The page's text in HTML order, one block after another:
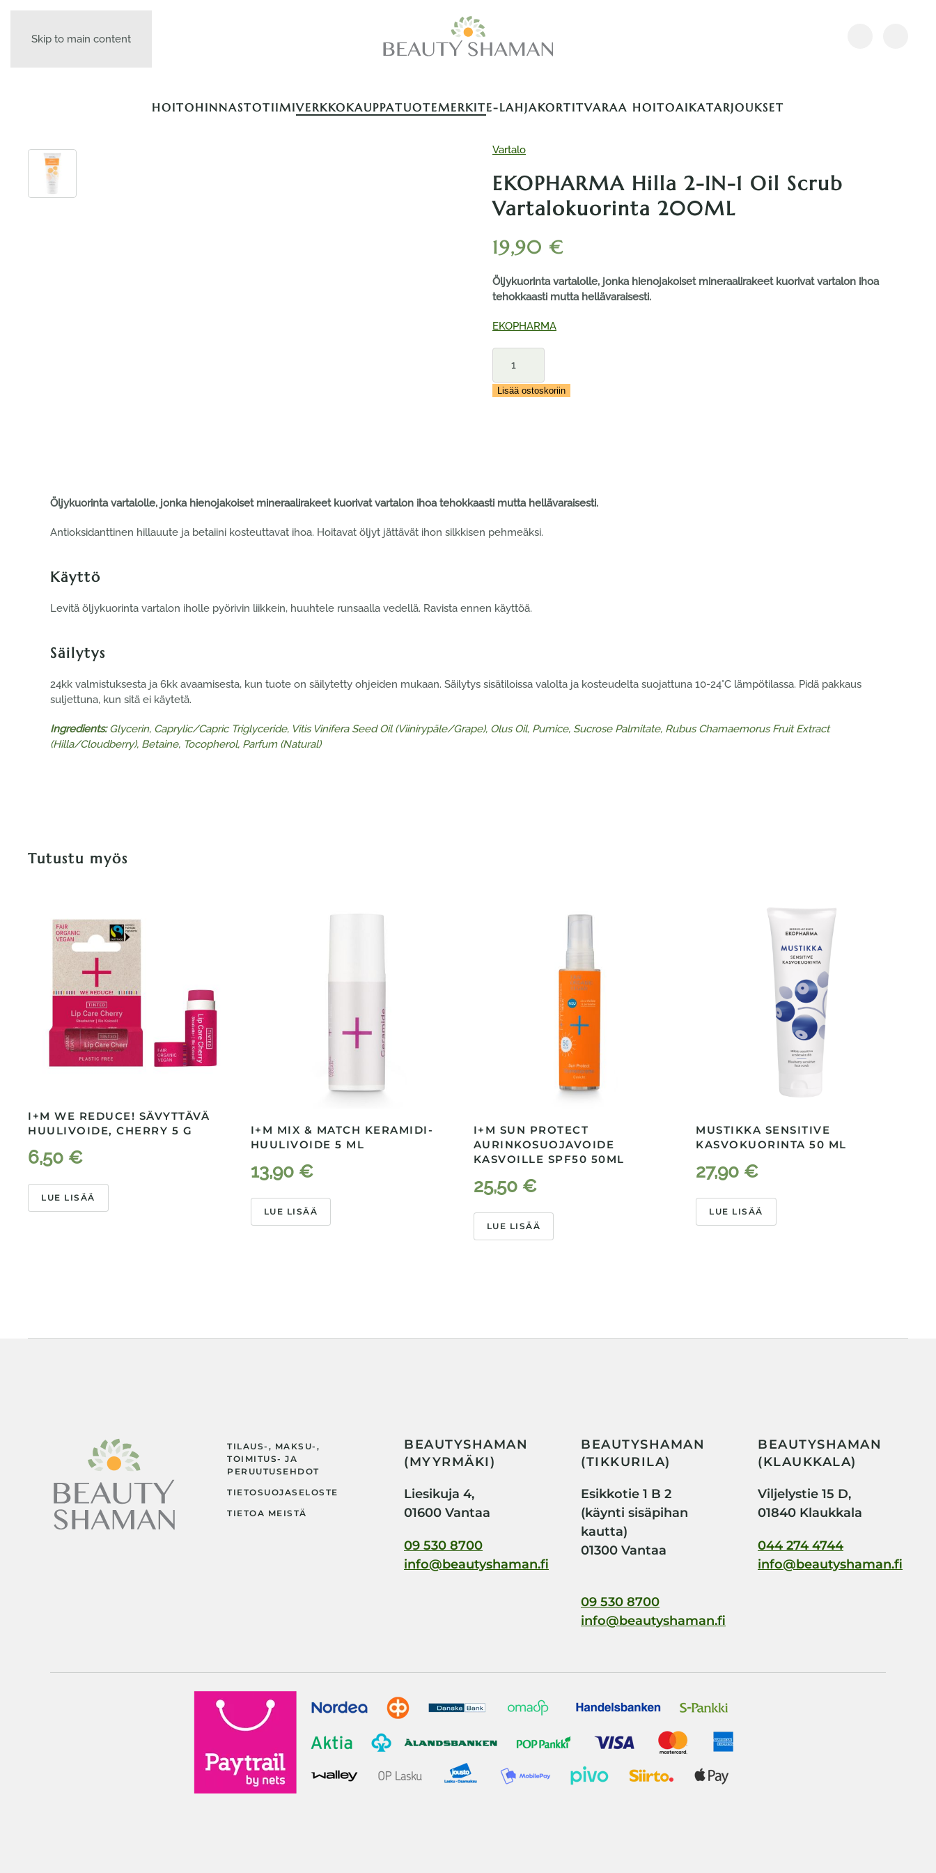
Skip to main content
HOITOHINNASTOTIIMIVERKKOKAUPPATUOTEMERKITE-LAHJAKORTITVARAA HOITOAIKATARJOUKSET
Vartalo
EKOPHARMA Hilla 2-IN-1 Oil Scrub
Vartalokuorinta 200ML
19,90 €
Öljykuorinta vartalolle, jonka hienojakoiset mineraalirakeet kuorivat vartalon ihoa
tehokkaasti mutta hellävaraisesti.
EKOPHARMA
Hilla
2-
IN-
Lisää ostoskoriin
Öljykuorinta vartalolle, jonka hienojakoiset mineraalirakeet kuorivat vartalon ihoa tehokkaasti mutta hellävaraisesti.
Antioksidanttinen hillauute ja betaiini kosteuttavat ihoa. Hoitavat öljyt jättävät ihon silkkisen pehmeäksi.
Käyttö
Levitä öljykuorinta vartalon iholle pyörivin liikkein, huuhtele runsaalla vedellä. Ravista ennen käyttöä.
Säilytys
24kk valmistuksesta ja 6kk avaamisesta, kun tuote on säilytetty ohjeiden mukaan. Säilytys sisätiloissa valolta ja kosteudelta suojattuna 10-24°C lämpötilassa. Pidä pakkaus
suljettuna, kun sitä ei käytetä.
Ingredients:Glycerin, Caprylic/Capric Triglyceride, Vitis Vinifera Seed Oil (Viinirypäle/Grape), Olus Oil, Pumice, Sucrose Palmitate, Rubus Chamaemorus Fruit Extract
(Hilla/Cloudberry), Betaine, Tocopherol, Parfum (Natural)
Tutustu myös
I+M WE REDUCE! SÄVYTTÄVÄ
HUULIVOIDE, CHERRY 5 G
6,50 €
LUE LISÄÄ
I+M MIX & MATCH KERAMIDI-
HUULIVOIDE 5 ML
13,90 €
LUE LISÄÄ
I+M SUN PROTECT
AURINKOSUOJAVOIDE
KASVOILLE SPF50 50ML
25,50 €
LUE LISÄÄ
MUSTIKKA SENSITIVE
KASVOKUORINTA 50 ML
27,90 €
LUE LISÄÄ
TILAUS-, MAKSU-,
TOIMITUS- JA
PERUUTUSEHDOT
TIETOSUOJASELOSTE
TIETOA MEISTÄ
BEAUTYSHAMAN
(MYYRMÄKI)
Liesikuja 4,
01600 Vantaa
09 530 8700
info@beautyshaman.fi
BEAUTYSHAMAN
(TIKKURILA)
Esikkotie 1 B 2
(käynti sisäpihan
kautta)
01300 Vantaa
09 530 8700
info@beautyshaman.fi
BEAUTYSHAMAN
(KLAUKKALA)
Viljelystie 15 D,
01840 Klaukkala
044 274 4744
info@beautyshaman.fi